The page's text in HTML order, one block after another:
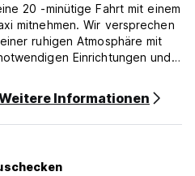
20 -minütige Fahrt mit einem
mitnehmen. Wir versprechen
ruhigen Atmosphäre mit
Einrichtungen und
Dachbericht mit Blick auf die
die gemäß Ihren
werden können. Wir
Informationen